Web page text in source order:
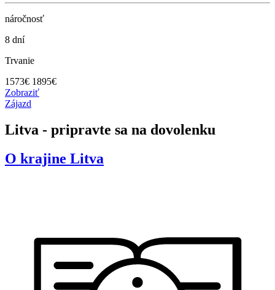
náročnosť
8 dní
Trvanie
1573€ 1895€
Zobraziť
Zájazd
Litva - pripravte sa na dovolenku
O krajine Litva